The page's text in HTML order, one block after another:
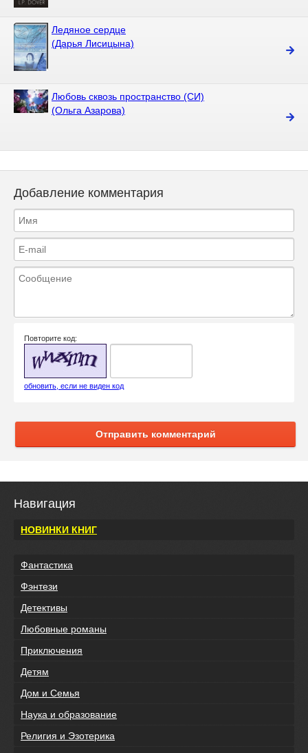
Ледяное сердце
(Дарья Лисицына)
Любовь сквозь пространство (СИ)
(Ольга Азарова)
Добавление комментария
Повторите код:
обновить, если не виден код
Отправить комментарий
Навигация
НОВИНКИ КНИГ
Фантастика
Фэнтези
Детективы
Любовные романы
Приключения
Детям
Дом и Семья
Наука и образование
Религия и Эзотерика